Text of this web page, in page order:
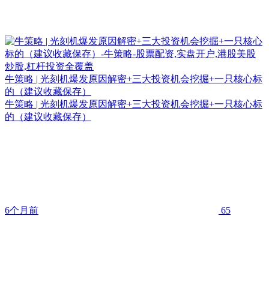
牛策略 | 光刻机爆发原因解密+三大投资机会挖掘+一只核心标
的（建议收藏保存）
牛策略 | 光刻机爆发原因解密+三大投资机会挖掘+一只核心标
的（建议收藏保存）
6个月前 65